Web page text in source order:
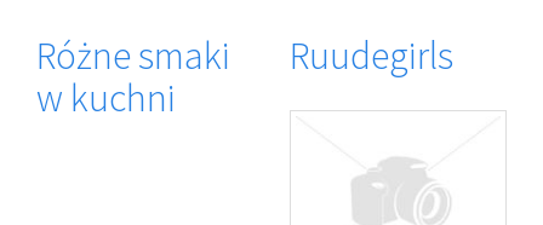
Różne smaki
w kuchni
Ruudegirls